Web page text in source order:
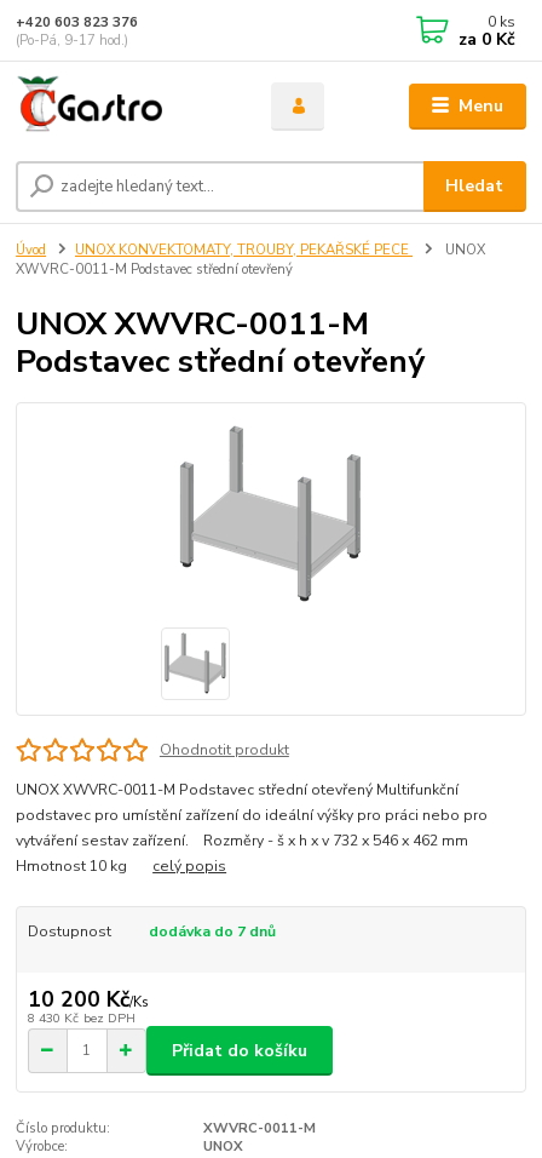
Menu
Hledat
+420 603 823 376
(Po-Pá, 9-17 hod.)
0 ks
za 0 Kč
Úvod UNOX KONVEKTOMATY, TROUBY, PEKAŘSKÉ PECE
UNOX
XWVRC-0011-M Podstavec střední otevřený
UNOX XWVRC-0011-M
Podstavec střední otevřený
Ohodnotit produkt
UNOX XWVRC-0011-M Podstavec střední otevřený Multifunkční
podstavec pro umístění zařízení do ideální výšky pro práci nebo pro
vytváření sestav zařízení. Rozměry - š x h x v 732 x 546 x 462 mm
Hmotnost 10 kg celý popis
Dostupnost dodávka do 7 dnů
10 200 Kč/Ks
8 430 Kč bez DPH
Přidat do košíku
Číslo produktu:
XWVRC-0011-M
Výrobce:
UNOX